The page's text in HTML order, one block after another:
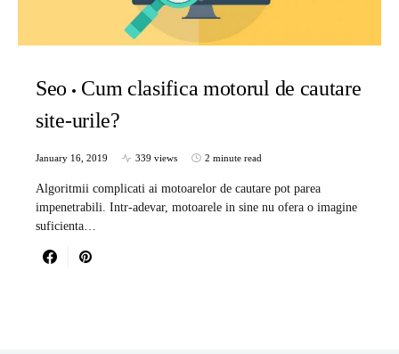
Seo
Cum clasifica motorul de cautare
site-urile?
January 16, 2019 339 views 2 minute read
Algoritmii complicati ai motoarelor de cautare pot parea
impenetrabili. Intr-adevar, motoarele in sine nu ofera o imagine
suficienta…